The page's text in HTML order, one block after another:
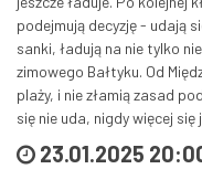
podejmują decyzję - udają
sanki, ładują na nie tylko
zimowego Bałtyku. Od
plaży, i nie złamią zasad
się nie uda, nigdy więcej się
23.01.2025